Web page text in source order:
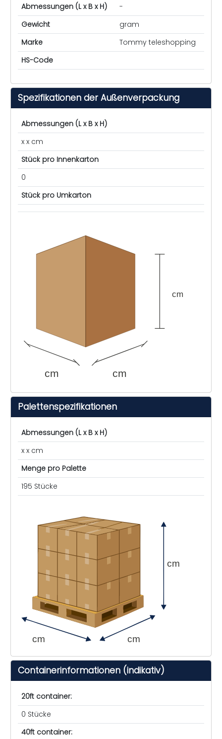
Abmessungen (L x B x H)
-
Gewicht
gram
Marke
Tommy teleshopping
HS-Code
Spezifikationen der Außenverpackung
Abmessungen (L x B x H)
x x cm
Stück pro Innenkarton
0
Stück pro Umkarton
cm cm
cm
Palettenspezifikationen
Abmessungen (L x B x H)
x x cm
Menge pro Palette
195 Stücke
cm cm
cm
Containerinformationen (indikativ)
20ft container:
0 Stücke
40ft container: